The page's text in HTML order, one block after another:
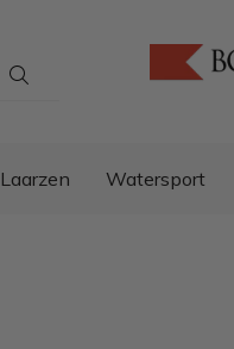
Watersport